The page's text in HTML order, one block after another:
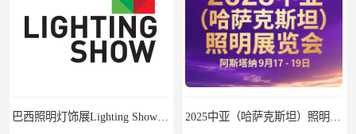
2025中亚（哈萨克斯坦）照明及智慧城市展